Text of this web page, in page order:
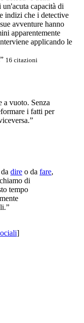
capacità di
indizi che i detective
avventure hanno
apparentemente
applicando le
16 citazioni
a vuoto. Senza
i fatti per
dire o da fare,
di
tempo
]